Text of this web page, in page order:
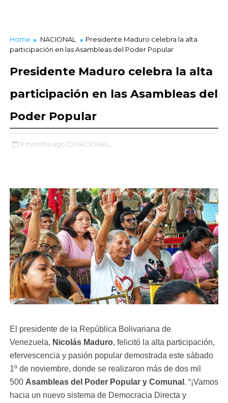
Home NACIONAL
Presidente Maduro celebra la alta
participación en las Asambleas del Poder Popular
Presidente Maduro celebra la alta
participación en las Asambleas del
Poder Popular
9 months ago NACIONAL,
El presidente de la República Bolivariana de
Venezuela, Nicolás Maduro, felicitó la alta participación,
efervescencia y pasión popular demostrada este sábado
1º de noviembre, donde se realizaron más de dos mil
500 Asambleas del Poder Popular y Comunal . “¡Vamos
hacia un nuevo sistema de Democracia Directa y